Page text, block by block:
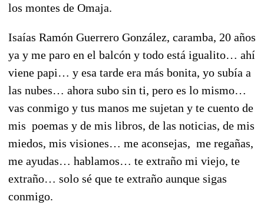
los montes de Omaja.
Isaías Ramón Guerrero González, caramba, 20 años
ya y me paro en el balcón y todo está igualito… ahí
viene papi… y esa tarde era más bonita, yo subía a
las nubes… ahora subo sin ti, pero es lo mismo…
vas conmigo y tus manos me sujetan y te cuento de
mis poemas y de mis libros, de las noticias, de mis
miedos, mis visiones… me aconsejas, me regañas,
me ayudas… hablamos… te extraño mi viejo, te
extraño… solo sé que te extraño aunque sigas
conmigo.